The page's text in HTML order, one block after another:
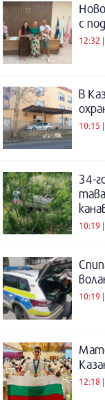
с
12:32
В
10:15
34-
10:19
10:19
12:18